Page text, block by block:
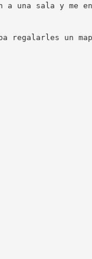
una sala y me
regalarles un